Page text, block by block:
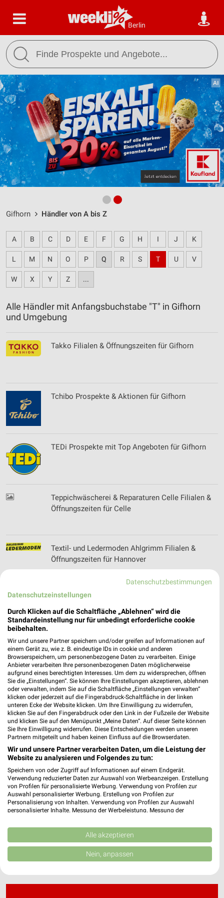
Berlin
Gifhorn Händler von A bis Z
A B C D E F G H I J K
L M N O P Q R S T U V
W X Y Z ...
Alle Händler mit Anfangsbuchstabe "T" in Gifhorn
und Umgebung
Takko Filialen & Öffnungszeiten für Gifhorn
Tchibo Prospekte & Aktionen für Gifhorn
TEDi Prospekte mit Top Angeboten für Gifhorn
Teppichwäscherei & Reparaturen Celle Filialen &
Öffnungszeiten für Celle
Textil- und Ledermoden Ahlgrimm Filialen &
Öffnungszeiten für Hannover
Thea Rohde Filialen & Öffnungszeiten für
Edemissen
Thomas Kellert Filialen & Öffnungszeiten für
Vechelde
Thomas Philipps Prospekt und aktuelle
Angebote für Wolfsburg
toom Baumarkt Prospekte & Angebote für
Gifhorn
trinkgut Online Prospekt für Gifhorn
Datenschutzbestimmungen
Datenschutzeinstellungen
Durch Klicken auf die Schaltfläche „Ablehnen“ wird die
Standardeinstellung nur für unbedingt erforderliche cookie
beibehalten.
Wir und unsere Partner speichern und/oder greifen auf Informationen auf
einem Gerät zu, wie z. B. eindeutige IDs in cookie und anderen
Browserspeichern, um personenbezogene Daten zu verarbeiten. Einige
Anbieter verarbeiten Ihre personenbezogenen Daten möglicherweise
aufgrund eines berechtigten Interesses. Um dem zu widersprechen, öffnen
Sie die „Einstellungen“. Sie können Ihre Einstellungen akzeptieren, ablehnen
oder verwalten, indem Sie auf die Schaltfläche „Einstellungen verwalten“
klicken oder jederzeit auf die Fingerabdruck-Schaltfläche in der linken
unteren Ecke der Website klicken. Um Ihre Einwilligung zu widerrufen,
klicken Sie auf den Fingerabdruck oder den Link in der Fußzeile der Website
und klicken Sie auf den Menüpunkt „Meine Daten“. Auf dieser Seite können
Sie Ihre Einwilligung widerrufen. Diese Entscheidungen werden unseren
Partnern mitgeteilt und haben keinen Einfluss auf die Browserdaten.
Wir und unsere Partner verarbeiten Daten, um die Leistung der
Website zu analysieren und Folgendes zu tun:
Speichern von oder Zugriff auf Informationen auf einem Endgerät.
Verwendung reduzierter Daten zur Auswahl von Werbeanzeigen. Erstellung
von Profilen für personalisierte Werbung. Verwendung von Profilen zur
Auswahl personalisierter Werbung. Erstellung von Profilen zur
Personalisierung von Inhalten. Verwendung von Profilen zur Auswahl
personalisierter Inhalte. Messung der Werbeleistung. Messung der
Kombinationen von Daten aus verschiedenen Quellen. Entwicklung und
Verbesserung der Angebote. Verwendung reduzierter Daten zur Auswahl
von Inhalten.
Daten können außerhalb der Europäischen Union weitergegeben und in die
USA gesendet werden.
Website/App.
Alle akzeptieren
Nein, anpassen